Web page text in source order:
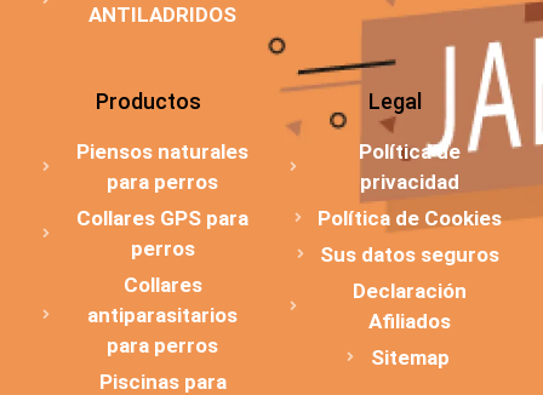
ANTILADRIDOS
Productos
Piensos naturales
para perros
Collares GPS para
perros
Collares
antiparasitarios
para perros
Piscinas para
Legal
Política de
privacidad
Política de Cookies
Sus datos seguros
Declaración
Afiliados
Sitemap